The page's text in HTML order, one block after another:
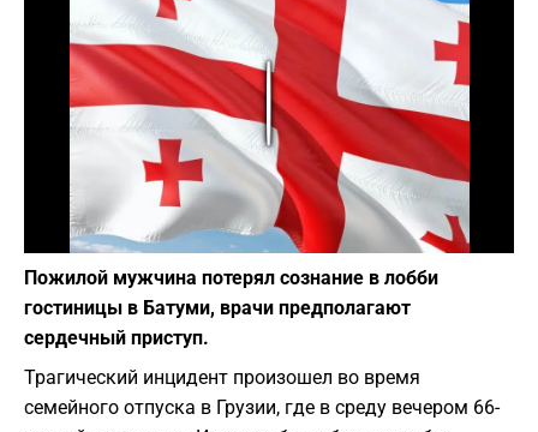
Play
Фото: pixabay.com
Пожилой мужчина потерял сознание в лобби
гостиницы в Батуми, врачи предполагают
сердечный приступ.
Трагический инцидент произошел во время
семейного отпуска в Грузии, где в среду вечером 66-